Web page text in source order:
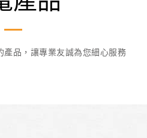
品，讓專業友誠為您細心服務